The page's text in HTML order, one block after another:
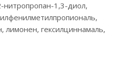
1,3-диол,
лимонен, гексилциннамаль,